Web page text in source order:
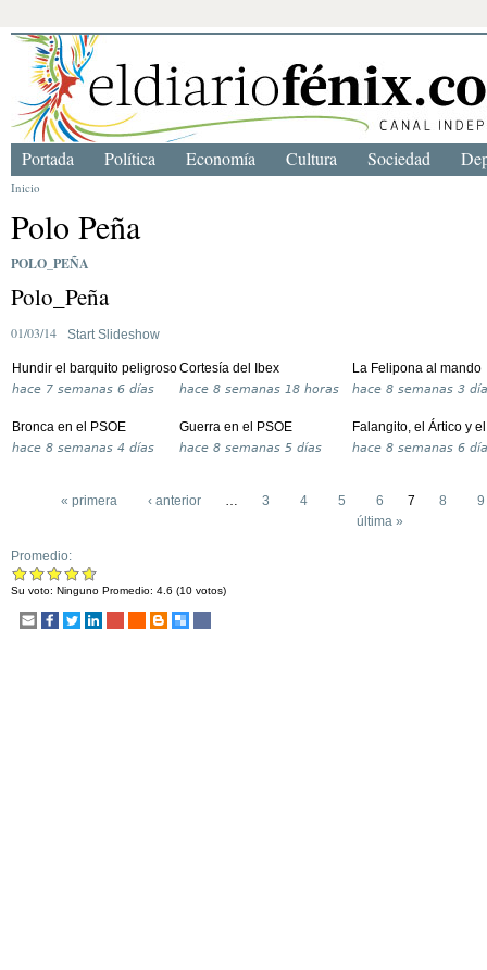
Inicio
Polo Peña
POLO_PEÑA
Polo_Peña
01/03/14 Start Slideshow
Hundir el barquito peligroso
hace 7 semanas 6 días
Cortesía del Ibex
hace 8 semanas 18 horas
La Felipona al mando
hace 8 semanas 3
Bronca en el PSOE
hace 8 semanas 4 días
Guerra en el PSOE
hace 8 semanas 5 días
Falangito, el Ártico y
hace 8 semanas 6
« primera ‹ anterior … 3 4 5 6 7 8
9
última »
Promedio:
Su voto: Ninguno Promedio: 4.6 (10 votos)
Portada Política Economía Cultura Sociedad